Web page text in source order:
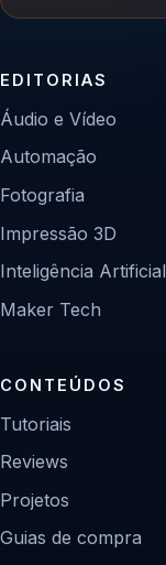
EDITORIAS
Áudio e Vídeo
Automação
Fotografia
Impressão 3D
Inteligência Artificial
Maker Tech
CONTEÚDOS
Tutoriais
Reviews
Projetos
Guias de compra